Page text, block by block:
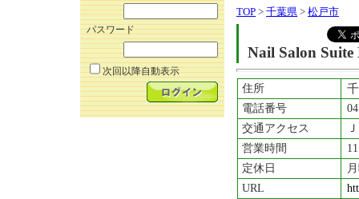
パスワード
次回以降自動表示
TOP > 千葉県 > 松戸市
Nail Salon Suite
住所
電話番号
交通アクセス
営業時間
定休日
URL